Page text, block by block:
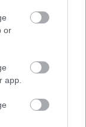
or
app.
ct (celelalte)
2014.